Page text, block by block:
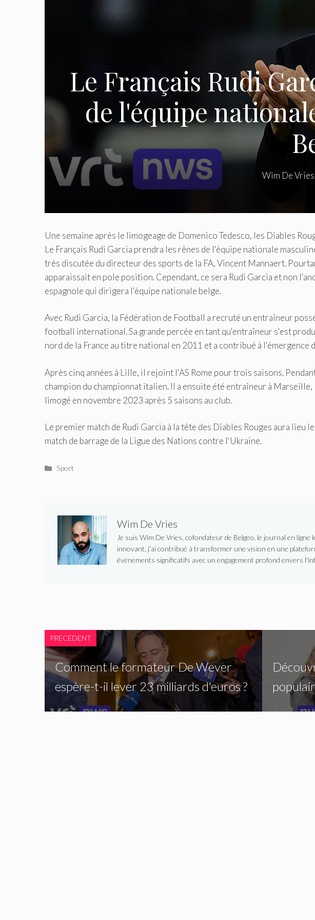
Le Français Rudi
de l'équipe
Wim De Vries
Une semaine après le limogeage de Domenico Tedesco, les Diables
Le Français Rudi Garcia prendra les rênes de l'équipe nationale
très discutée du directeur des sports de la FA, Vincent Mannaert.
apparaissait en pole position. Cependant, ce sera Rudi Garcia et non
espagnole qui dirigera l'équipe nationale belge.
Avec Rudi Garcia, la Fédération de Football a recruté un entraîneur
football international. Sa grande percée en tant qu'entraîneur s'est
nord de la France au titre national en 2011 et a contribué à l'émergence
Après cinq années à Lille, il rejoint l'AS Rome pour trois saisons.
champion du championnat italien. Il a ensuite été entraîneur à
limogé en novembre 2023 après 5 saisons au club.
Le premier match de Rudi Garcia à la tête des Diables Rouges aura lieu
match de barrage de la Ligue des Nations contre l'Ukraine.
Catégories
Sport
Wim De Vries
Je suis Wim De Vries, cofondateur de Belgeo, le journal en ligne
innovant, j'ai contribué à transformer une vision en une
événements significatifs avec un engagement profond envers
PRECEDENT
Comment le formateur De Wever
espère-t-il lever 23 milliards d'euros ?